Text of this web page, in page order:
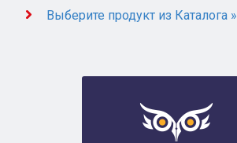
Выберите продукт из Каталога »